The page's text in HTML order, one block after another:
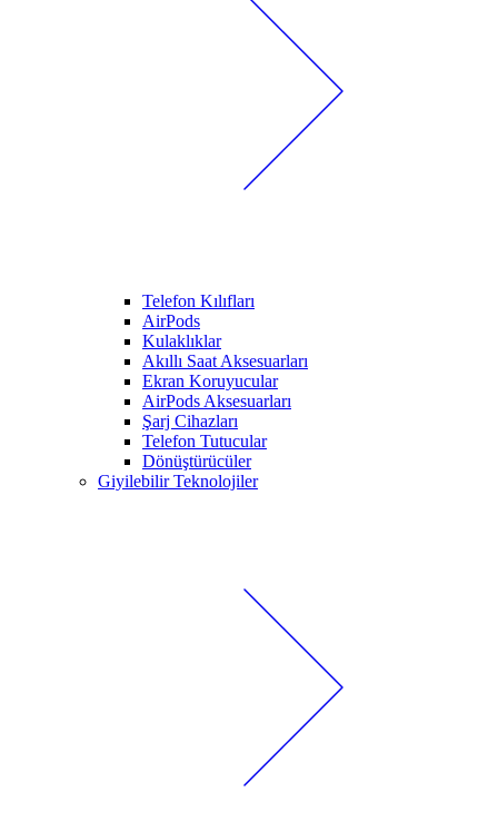
Telefon Kılıfları
AirPods
Kulaklıklar
Akıllı Saat Aksesuarları
Ekran Koruyucular
AirPods Aksesuarları
Şarj Cihazları
Telefon Tutucular
Dönüştürücüler
Giyilebilir Teknolojiler